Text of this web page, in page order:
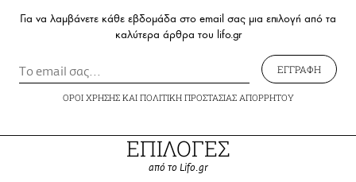
Για να λαμβάνετε κάθε εβδομάδα στο email σας μια επιλογή από τα
καλύτερα άρθρα του lifo.gr
ΕΓΓΡΑΦΗ
ΟΡΟΙ ΧΡΗΣΗΣΚΑΙ ΠΟΛΙΤΙΚΗ ΠΡΟΣΤΑΣΙΑΣ ΑΠΟΡΡΗΤΟΥ
ΕΠΙΛΟΓΕΣ
από το Lifo.gr